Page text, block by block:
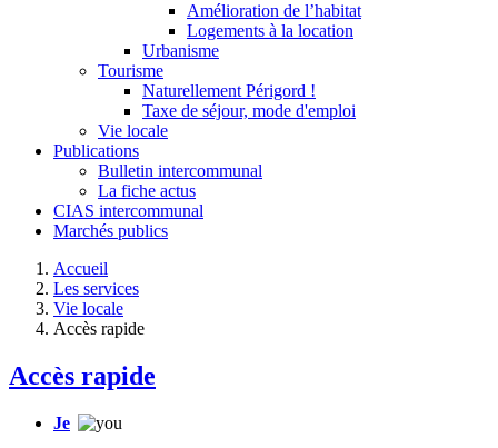
Amélioration de l’habitat
Logements à la location
Urbanisme
Tourisme
Naturellement Périgord !
Taxe de séjour, mode d'emploi
Vie locale
Publications
Bulletin intercommunal
La fiche actus
CIAS intercommunal
Marchés publics
Accueil
Les services
Vie locale
Accès rapide
Accès rapide
Je